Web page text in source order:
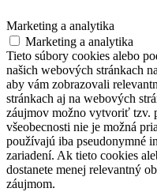
Marketing a analytika
Marketing a analytika
Tieto súbory cookies alebo
našich webových stránkach
aby vám zobrazovali
stránkach aj na webových
záujmov možno vytvoriť tzv.
všeobecnosti nie je možná
používajú iba pseudonymné
zariadení. Ak tieto cookies
dostanete menej relevantný
záujmom.